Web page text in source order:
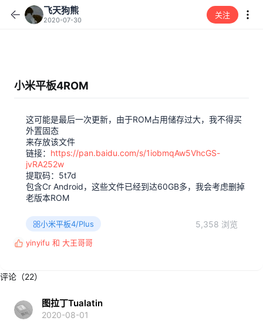
飞天狗熊
2020-07-30
关注
小米平板4ROM
这可能是最后一次更新，由于ROM占用储存过大，我不得买
外置固态
来存放该文件
链接： https://pan.baidu.com/s/1iobmqAw5VhcGS-
jvRA252w
提取码：5t7d
包含Cr Android，这些文件已经到达60GB多，我会考虑删掉
老版本ROM
小米平板4/Plus 5,358 浏览
反 yinyifu 和 大王哥哥
评论（22）
图拉丁Tualatin
2020-08-01